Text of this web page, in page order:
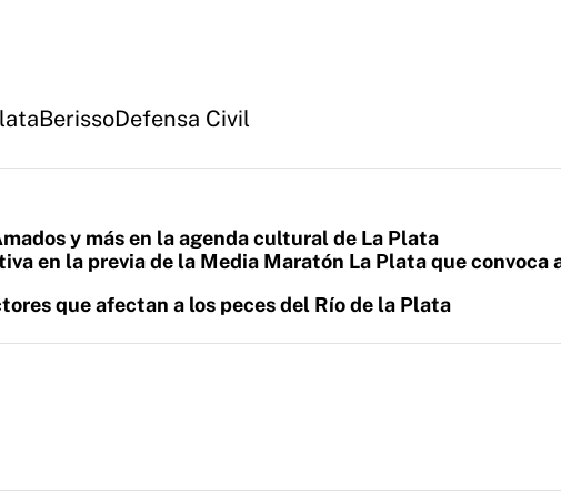
BerissoDefensa Civil
y más en la agenda cultural de La Plata
en la previa de la Media Maratón La Plata que convoca
que afectan a los peces del Río de la Plata